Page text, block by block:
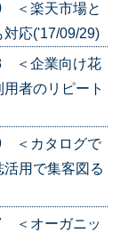
＜楽天市場と
応('17/09/29)
＜企業向け花
者のリピート
＜カタログで
用で集客図る
＜オーガニッ